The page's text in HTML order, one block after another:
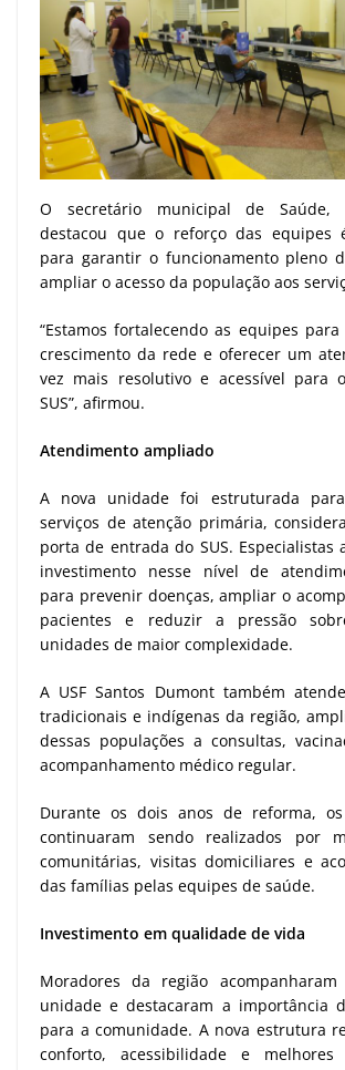
O secretário municipal de Saúde,
destacou que o reforço das equipes
para garantir o funcionamento pleno
ampliar o acesso da população aos
“Estamos fortalecendo as equipes
crescimento da rede e oferecer um
vez mais resolutivo e acessível para
SUS”, afirmou.
Atendimento ampliado
A nova unidade foi estruturada
serviços de atenção primária,
porta de entrada do SUS. Especialistas
investimento nesse nível de
para prevenir doenças, ampliar o
pacientes e reduzir a pressão
unidades de maior complexidade.
A USF Santos Dumont também
tradicionais e indígenas da região,
dessas populações a consultas,
acompanhamento médico regular.
Durante os dois anos de reforma, os
continuaram sendo realizados por
comunitárias, visitas domiciliares e
das famílias pelas equipes de saúde.
Investimento em qualidade de vida
Moradores da região
unidade e destacaram a importância
para a comunidade. A nova estrutura
conforto, acessibilidade e melhores